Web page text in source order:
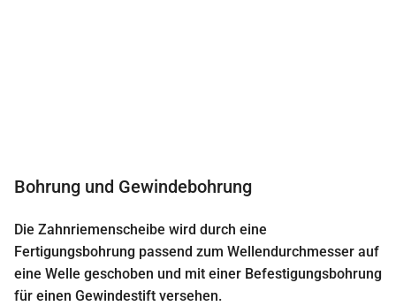
Bohrung und Gewindebohrung
Die Zahnriemenscheibe wird durch eine
Fertigungsbohrung passend zum Wellendurchmesser auf
eine Welle geschoben und mit einer Befestigungsbohrung
für einen Gewindestift versehen.